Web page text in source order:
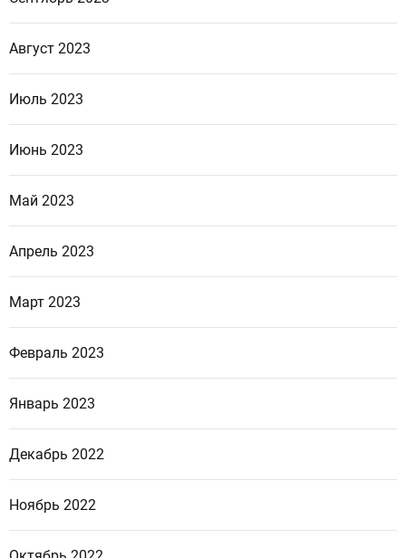
Август 2023
Июль 2023
Июнь 2023
Май 2023
Апрель 2023
Март 2023
Февраль 2023
Январь 2023
Декабрь 2022
Ноябрь 2022